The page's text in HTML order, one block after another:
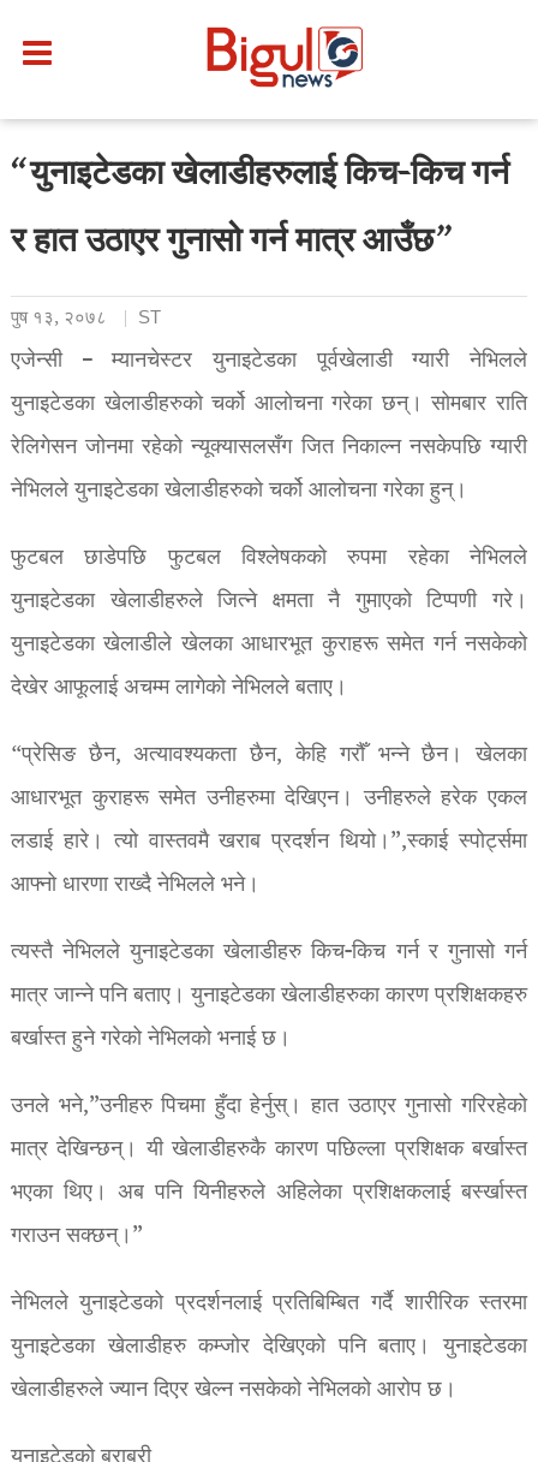
“युनाइटेडका खेलाडीहरुलाई किच-किच गर्न
र हात उठाएर गुनासो गर्न मात्र आउँछ”
पुष १३, २०७८ ST
एजेन्सी – म्यानचेस्टर युनाइटेडका पूर्वखेलाडी ग्यारी नेभिलले
युनाइटेडका खेलाडीहरुको चर्को आलोचना गरेका छन्। सोमबार राति
रेलिगेसन जोनमा रहेको न्यूक्यासलसँग जित निकाल्न नसकेपछि ग्यारी
नेभिलले युनाइटेडका खेलाडीहरुको चर्को आलोचना गरेका हुन्।
फुटबल छाडेपछि फुटबल विश्लेषकको रुपमा रहेका नेभिलले
युनाइटेडका खेलाडीहरुले जित्ने क्षमता नै गुमाएको टिप्पणी गरे।
युनाइटेडका खेलाडीले खेलका आधारभूत कुराहरू समेत गर्न नसकेको
देखेर आफूलाई अचम्म लागेको नेभिलले बताए।
“प्रेसिङ छैन, अत्यावश्यकता छैन, केहि गरौँ भन्ने छैन। खेलका
आधारभूत कुराहरू समेत उनीहरुमा देखिएन। उनीहरुले हरेक एकल
लडाई हारे। त्यो वास्तवमै खराब प्रदर्शन थियो।”,स्काई स्पोर्ट्समा
आफ्नो धारणा राख्दै नेभिलले भने।
त्यस्तै नेभिलले युनाइटेडका खेलाडीहरु किच-किच गर्न र गुनासो गर्न
मात्र जान्ने पनि बताए। युनाइटेडका खेलाडीहरुका कारण प्रशिक्षकहरु
बर्खास्त हुने गरेको नेभिलको भनाई छ।
उनले भने,”उनीहरु पिचमा हुँदा हेर्नुस्। हात उठाएर गुनासो गरिरहेको
मात्र देखिन्छन्। यी खेलाडीहरुकै कारण पछिल्ला प्रशिक्षक बर्खास्त
भएका थिए। अब पनि यिनीहरुले अहिलेका प्रशिक्षकलाई बर्स्खास्त
गराउन सक्छन्।”
नेभिलले युनाइटेडको प्रदर्शनलाई प्रतिबिम्बित गर्दै शारीरिक स्तरमा
युनाइटेडका खेलाडीहरु कम्जोर देखिएको पनि बताए। युनाइटेडका
खेलाडीहरुले ज्यान दिएर खेल्न नसकेको नेभिलको आरोप छ।